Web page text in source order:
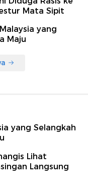
Mata Sipit
yang
Maju
yang Selangkah
Lihat
Langsung